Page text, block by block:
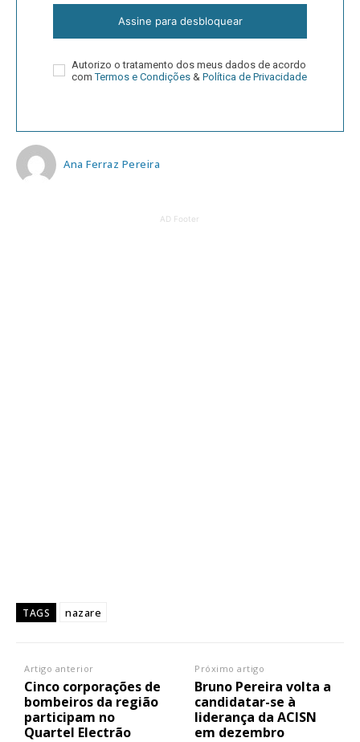
Assine para desbloquear
Autorizo o tratamento dos meus dados de acordo
comTermos e Condições & Política de Privacidade
Ana Ferraz Pereira
AD Footer
TAGS nazare
Artigo anterior
Cinco corporações de
bombeiros da região
participam no
Quartel Electrão
Próximo artigo
Bruno Pereira volta a
candidatar-se à
liderança da ACISN
em dezembro